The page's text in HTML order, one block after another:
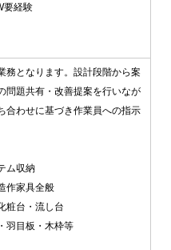
要経験
務となります。設計段階から案
問題共有・改善提案を行いなが
合わせに基づき作業員への指示
ム収納
作家具全般
粧台・流し台
羽目板・木枠等